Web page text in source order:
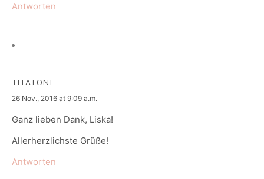
Antworten
TITATONI
says:
26 Nov., 2016 at 9:09 a.m.
Ganz lieben Dank, Liska!
Allerherzlichste Grüße!
Antworten